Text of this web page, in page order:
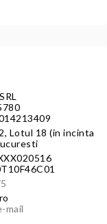
Lotul 18 (in incinta
mail